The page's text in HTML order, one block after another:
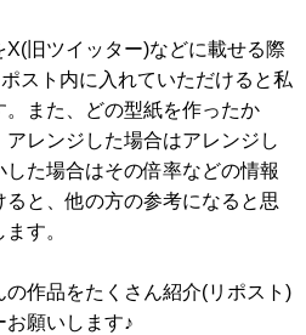
旧ツイッター)などに載せる際
スト内に入れていただけると私
。また、どの型紙を作ったか
アレンジした場合はアレンジし
た場合はその倍率などの情報
と、他の方の参考になると思
す。
作品をたくさん紹介(リポスト)
お願いします♪